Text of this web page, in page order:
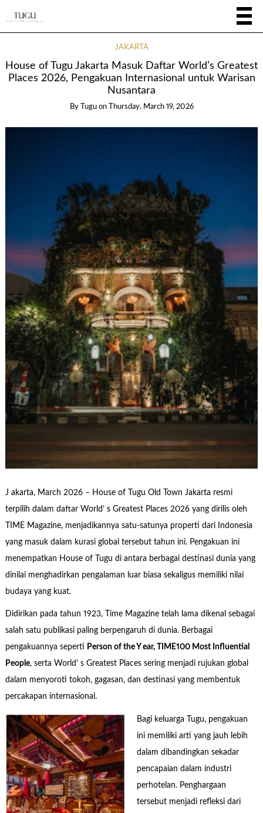
JAKARTA
House of Tugu Jakarta Masuk Daftar World’s Greatest
Places 2026, Pengakuan Internasional untuk Warisan
Nusantara
By Tugu on Thursday, March 19, 2026
J akarta, March 2026 – House of Tugu Old Town Jakarta resmi
terpilih dalam daftar World’ s Greatest Places 2026 yang dirilis oleh
TIME Magazine, menjadikannya satu-satunya properti dari Indonesia
yang masuk dalam kurasi global tersebut tahun ini. Pengakuan ini
menempatkan House of Tugu di antara berbagai destinasi dunia yang
dinilai menghadirkan pengalaman luar biasa sekaligus memiliki nilai
budaya yang kuat.
Didirikan pada tahun 1923, Time Magazine telah lama dikenal sebagai
salah satu publikasi paling berpengaruh di dunia. Berbagai
pengakuannya seperti Person of the Y ear, TIME100 Most Influential
People, serta World’ s Greatest Places sering menjadi rujukan global
dalam menyoroti tokoh, gagasan, dan destinasi yang membentuk
percakapan internasional.
Bagi keluarga Tugu, pengakuan
ini memiliki arti yang jauh lebih
dalam dibandingkan sekadar
pencapaian dalam industri
perhotelan. Penghargaan
tersebut menjadi refleksi dari